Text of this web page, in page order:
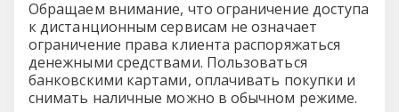
Обращаем внимание, что ограничение доступа
к дистанционным сервисам не означает
ограничение права клиента распоряжаться
денежными средствами. Пользоваться
банковскими картами, оплачивать покупки и
снимать наличные можно в обычном режиме.